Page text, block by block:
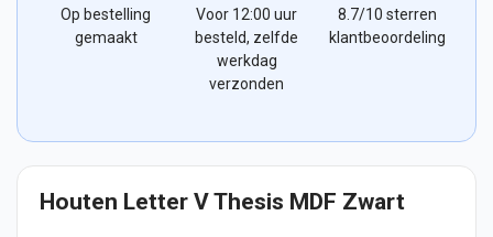
Op bestelling
gemaakt
Voor 12:00 uur
besteld, zelfde
werkdag
verzonden
8.7/10 sterren
klantbeoordeling
Houten Letter V Thesis MDF Zwart